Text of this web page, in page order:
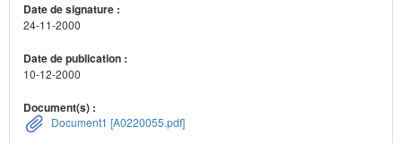
Date de signature :
24-11-2000
Date de publication :
10-12-2000
Document(s) :
Document1 [A0220055.pdf]